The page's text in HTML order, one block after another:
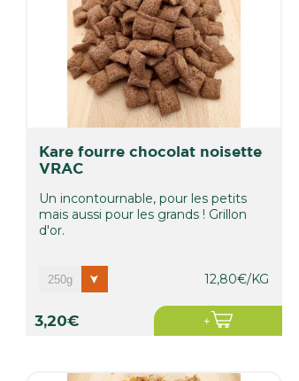
kare fourre chocolat noisette
VRAC
Un incontournable, pour les petits
mais aussi pour les grands ! Grillon
d'or.
12,80€/KG
3,20€